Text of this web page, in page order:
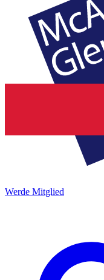
Werde Mitglied